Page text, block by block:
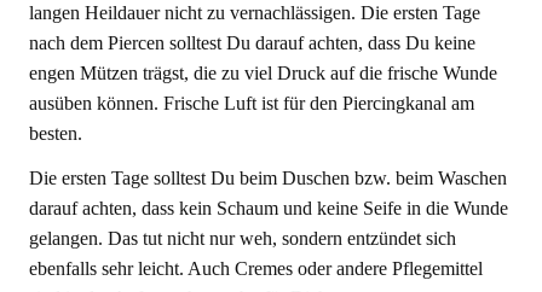
langen Heildauer nicht zu vernachlässigen. Die ersten Tage
nach dem Piercen solltest Du darauf achten, dass Du keine
engen Mützen trägst, die zu viel Druck auf die frische Wunde
ausüben können. Frische Luft ist für den Piercingkanal am
besten.
Die ersten Tage solltest Du beim Duschen bzw. beim Waschen
darauf achten, dass kein Schaum und keine Seife in die Wunde
gelangen. Das tut nicht nur weh, sondern entzündet sich
ebenfalls sehr leicht. Auch Cremes oder andere Pflegemittel